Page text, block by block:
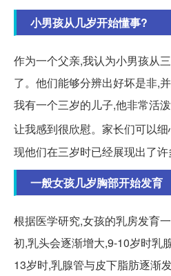
小男孩从几岁开始懂事?
作为一个父亲,我认为小男孩从
了。他们能够分辨出好坏是非,
我有一个三岁的儿子,他非常活
让我感到很欣慰。家长们可以
现他们在三岁时已经展现出了许
一般女孩几岁胸部开始发育
根据医学研究,女孩的乳房发育
初,乳头会逐渐增大,9-10岁时乳
13岁时,乳腺管与皮下脂肪逐渐